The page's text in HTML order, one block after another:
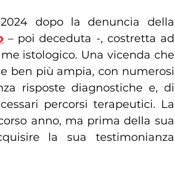
dopo la denuncia della
– poi deceduta -, costretta ad
istologico. Una vicenda che
ben più ampia, con numerosi
risposte diagnostiche e, di
percorsi terapeutici. La
anno, ma prima della sua
la sua testimonianza